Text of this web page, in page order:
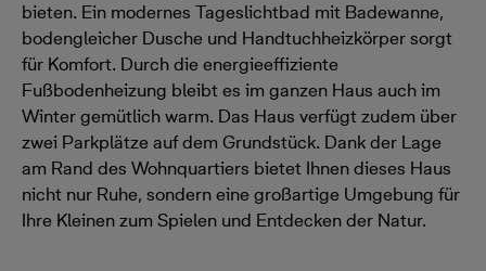
bieten. Ein modernes Tageslichtbad mit Badewanne,
bodengleicher Dusche und Handtuchheizkörper sorgt
für Komfort. Durch die energieeffiziente
Fußbodenheizung bleibt es im ganzen Haus auch im
Winter gemütlich warm. Das Haus verfügt zudem über
zwei Parkplätze auf dem Grundstück. Dank der Lage
am Rand des Wohnquartiers bietet Ihnen dieses Haus
nicht nur Ruhe, sondern eine großartige Umgebung für
Ihre Kleinen zum Spielen und Entdecken der Natur.